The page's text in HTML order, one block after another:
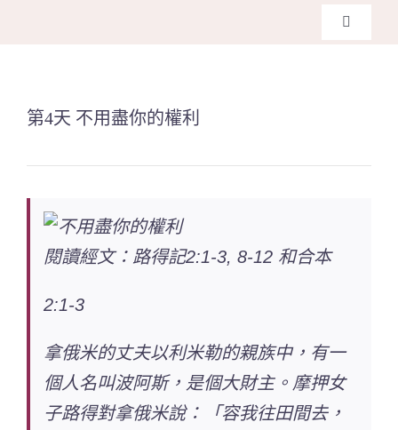
關於我們
課程報名
Search
第4天 不用盡你的權利
閱讀經文：路得記2:1-3, 8-12 和合本
2:1-3
拿俄米的丈夫以利米勒的親族中，有一
個人名叫波阿斯，是個大財主。摩押女
子路得對拿俄米說：「容我往田間去，